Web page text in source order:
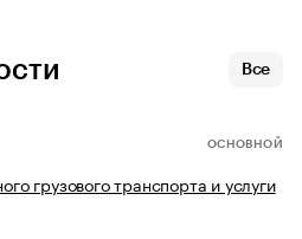
Все
ОСНОВНОЙ
грузового транспорта и услуги